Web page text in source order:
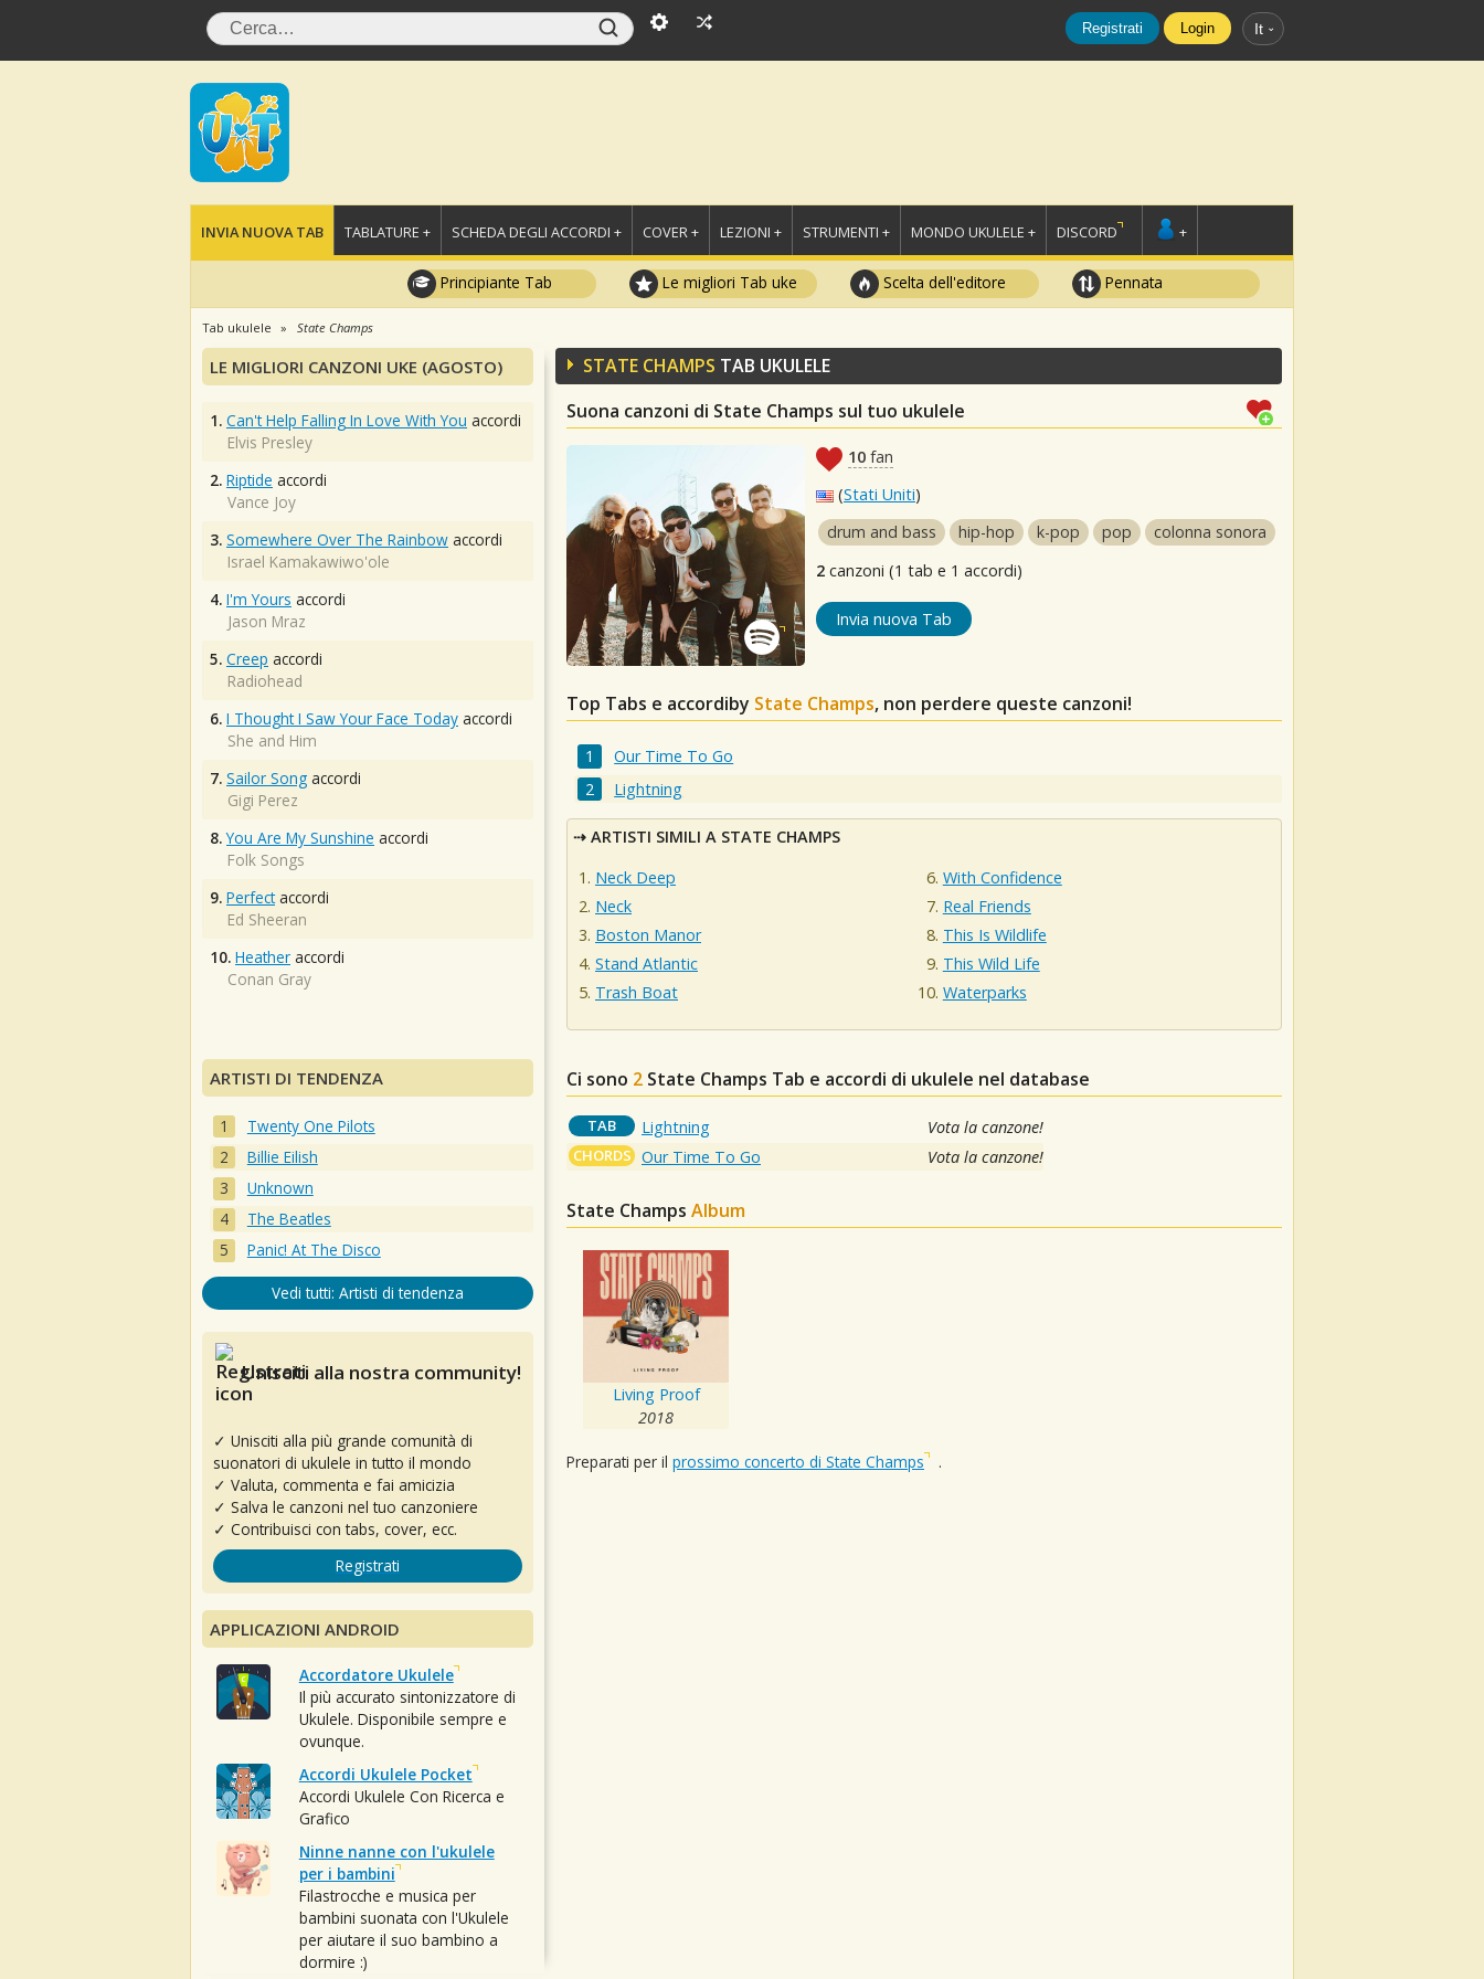
Registrati Login It
INVIA NUOVA TAB TABLATURE + SCHEDA DEGLI ACCORDI + COVER + LEZIONI + STRUMENTI + MONDO UKULELE + DISCORD +
Principiante Tab Le migliori Tab uke Scelta dell'editore Pennata
Tab ukulele State Champs
STATE CHAMPS TAB UKULELE
Suona canzoni di State Champs sul tuo ukulele
10 fan
(Stati Uniti)
drum and bass
hip-hop k-pop pop
colonna sonora
2 canzoni (1 tab e 1 accordi)
Invia nuova Tab
Top Tabs e accordiby State Champs, non perdere queste canzoni!
Our Time To Go
Lightning
ARTISTI SIMILI A STATE CHAMPS
Neck Deep
Neck
Boston Manor
Stand Atlantic
Trash Boat
With Confidence
Real Friends
This Is Wildlife
This Wild Life
Waterparks
Ci sono 2 State Champs Tab e accordi di ukulele nel database
TAB Lightning Vota la canzone!
CHORDS Our Time To Go Vota la canzone!
State Champs Album
Living Proof
2018
Preparati per il prossimo concerto di State Champs .
LE MIGLIORI CANZONI UKE (AGOSTO)
1. Can't Help Falling In Love With You accordi
Elvis Presley
2. Riptide accordi
Vance Joy
3. Somewhere Over The Rainbow accordi
Israel Kamakawiwo'ole
4. I'm Yours accordi
Jason Mraz
5. Creep accordi
Radiohead
6. I Thought I Saw Your Face Today accordi
She and Him
7. Sailor Song accordi
Gigi Perez
8. You Are My Sunshine accordi
Folk Songs
9. Perfectaccordi
Ed Sheeran
10. Heather accordi
Conan Gray
ARTISTI DI TENDENZA
Twenty One Pilots
Billie Eilish
Unknown
The Beatles
Panic! At The Disco
Vedi tutti: Artisti di tendenza
Unisciti alla nostra community!
✓ Unisciti alla più grande comunità di
suonatori di ukulele in tutto il mondo
✓ Valuta, commenta e fai amicizia
✓ Salva le canzoni nel tuo canzoniere
✓ Contribuisci con tabs, cover, ecc.
Registrati
APPLICAZIONI ANDROID
Accordatore Ukulele
Il più accurato sintonizzatore di
Ukulele. Disponibile sempre e
ovunque.
Accordi Ukulele Pocket
Accordi Ukulele Con Ricerca e
Grafico
Ninne nanne con l'ukulele
per i bambini
Filastrocche e musica per
bambini suonata con l'Ukulele
per aiutare il suo bambino a
dormire :)